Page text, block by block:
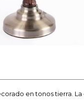
en tonos tierra.